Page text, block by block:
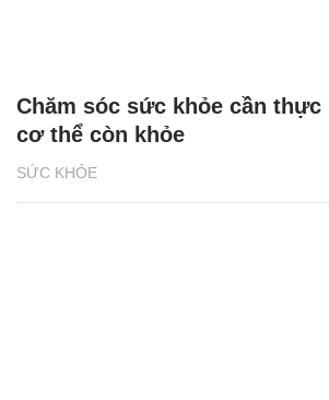
SỨC KHỎE
Chăm sóc sức khỏe cần thực
cơ thể còn khỏe